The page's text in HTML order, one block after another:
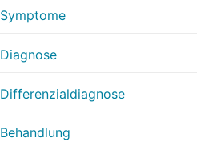
Symptome
Diagnose
Differenzialdiagnose
Behandlung